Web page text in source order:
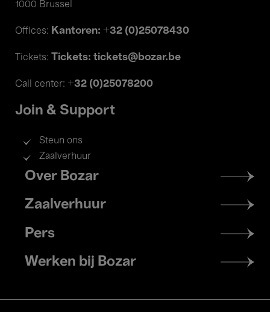
1000 Brussel
Offices: Kantoren: +32 (0)25078430
Tickets: Tickets: tickets@bozar.be
Call center: +32 (0)25078200
Join & Support
Steun ons
Zaalverhuur
Footer
menu
Over Bozar
Zaalverhuur
Pers
Werken bij Bozar